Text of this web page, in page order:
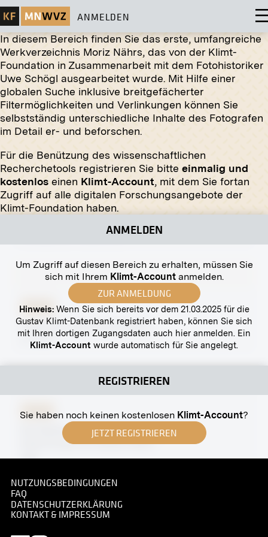
ANMELDEN
In diesem Bereich finden Sie das erste, umfangreiche
Werkverzeichnis Moriz Nährs, das von der Klimt-
Foundation in Zusammenarbeit mit dem Fotohistoriker
Uwe Schögl ausgearbeitet wurde. Mit Hilfe einer
globalen Suche inklusive breitgefächerter
Filtermöglichkeiten und Verlinkungen können Sie
selbstständig unterschiedliche Inhalte des Fotografen
im Detail er- und beforschen.
Für die Benützung des wissenschaftlichen
Recherchetools registrieren Sie bitte einmalig und
kostenlos einen Klimt-Account, mit dem Sie fortan
Zugriff auf alle digitalen Forschungsangebote der
Klimt-Foundation haben.
ANMELDEN
Um Zugriff auf diesen Bereich zu erhalten, müssen Sie
sich mit Ihrem Klimt-Accountanmelden.
ZUR ANMELDUNG
Hinweis:Wenn Sie sich bereits vor dem 21.03.2025 für die
Gustav Klimt-Datenbank registriert haben, können Sie sich
mit Ihren dortigen Zugangsdaten auch hier anmelden. Ein
Klimt-Account wurde automatisch für Sie angelegt.
REGISTRIEREN
Sie haben noch keinen kostenlosen Klimt-Account?
JETZT REGISTRIEREN
Abzug
Gustav Klimt
08.07.1909
Original-Negativ
Frühling 1903 - Herbst 1903
Abzug
Teilansicht des Naschmarkts
um 1885
Abzug
Der Beethovenfries (Paradieschor und
Umarmung) von Gustav Klimt
1902
NUTZUNGSBEDINGUNGEN
FAQ
DATENSCHUTZERKLÄRUNG
KONTAKT & IMPRESSUM